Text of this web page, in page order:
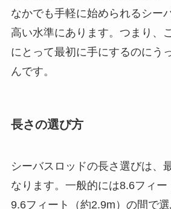
なかでも手軽に始められるシー
高い水準にあります。つまり、
にとって最初に手にするのにう
んです。
長さの選び方
シーバスロッドの長さ選びは、
なります。一般的には8.6フィー
9.6フィート（約2.9m）の間で